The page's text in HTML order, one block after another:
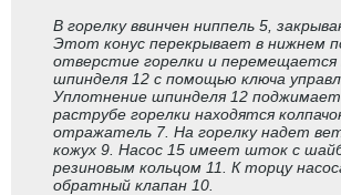
В горелку ввинчен ниппель 5,
Этот конус перекрывает в нижнем
отверстие горелки и перемещается
шпинделя 12 с помощью ключа
Уплотнение шпинделя 12
раструбе горелки находятся
отражатель 7. На горелку надет
кожух 9. Насос 15 имеет шток с
резиновым кольцом 11. К торцу
обратный клапан 10.